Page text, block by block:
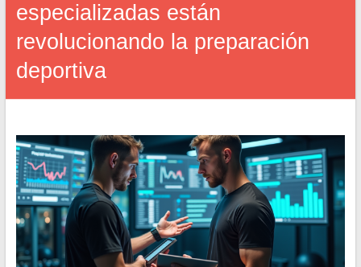
especializadas están
revolucionando la preparación
deportiva